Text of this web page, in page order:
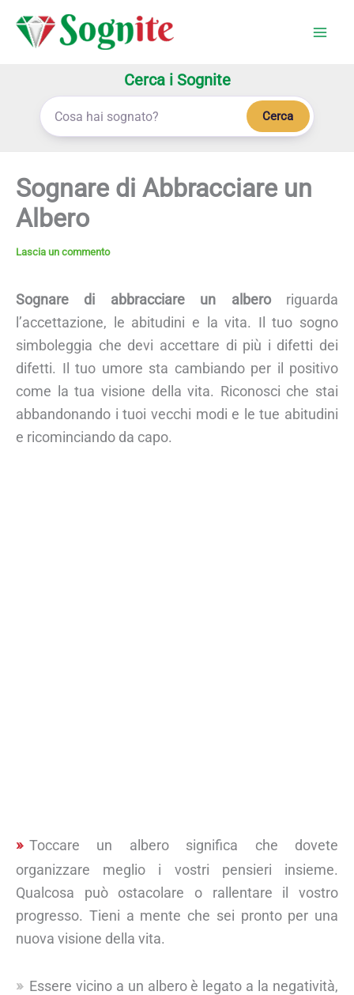
Cerca i Sognite
Cerca
Sognare di Abbracciare un
Albero
Lascia un commento
Sognare di abbracciare un alberoriguarda
l’accettazione, le abitudini e la vita. Il tuo sogno
simboleggia che devi accettare di più i difetti dei
difetti. Il tuo umore sta cambiando per il positivo
come la tua visione della vita. Riconosci che stai
abbandonando i tuoi vecchi modi e le tue abitudini
e ricominciando da capo.
Toccare un albero significa che dovete
organizzare meglio i vostri pensieri insieme.
Qualcosa può ostacolare o rallentare il vostro
progresso. Tieni a mente che sei pronto per una
nuova visione della vita.
Essere vicino a un albero è legato a la negatività,